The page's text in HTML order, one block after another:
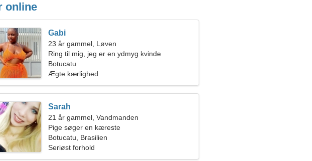
online
Gabi
23 år gammel, Løven
Ring til mig, jeg er en ydmyg kvinde
Botucatu
Ægte kærlighed
Sarah
21 år gammel, Vandmanden
Pige søger en kæreste
Botucatu, Brasilien
Seriøst forhold